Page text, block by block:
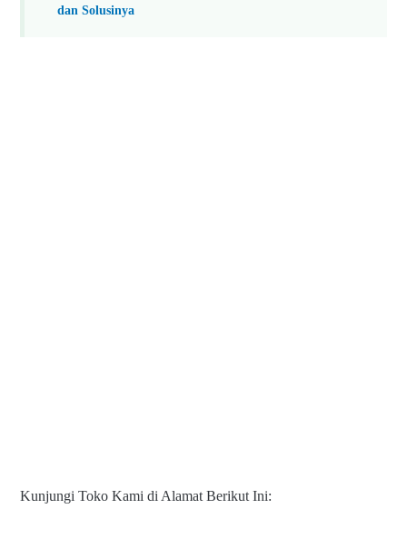
dan Solusinya
Kunjungi Toko Kami di Alamat Berikut Ini: